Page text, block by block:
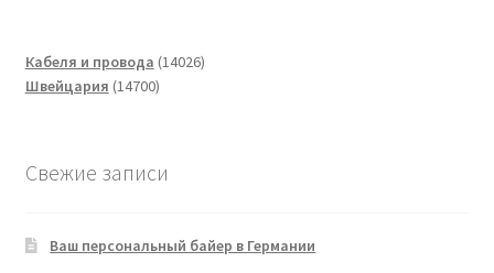
Кабеля и провода 1402614026
Швейцария 1470014700
Свежие записи
Ваш персональный байер в Германии